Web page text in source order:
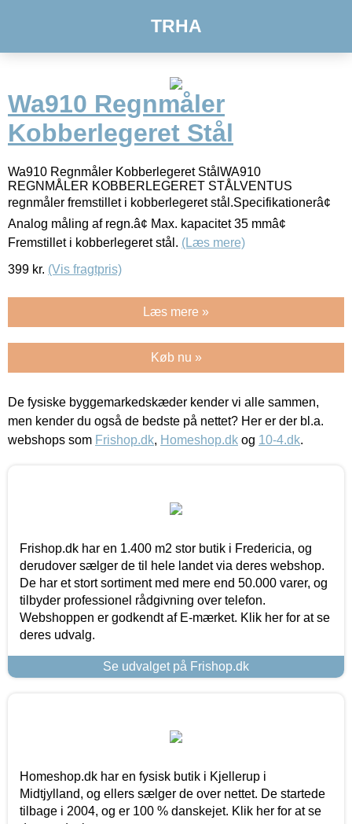
TRHA
Wa910 Regnmåler
Kobberlegeret Stål
Wa910 Regnmåler Kobberlegeret StålWA910
REGNMÅLER KOBBERLEGERET STÅLVENTUS
regnmåler fremstillet i kobberlegeret stål.Specifikationerâ¢
Analog måling af regn.â¢ Max. kapacitet 35 mmâ¢
Fremstillet i kobberlegeret stål. (Læs mere)
399 kr. (Vis fragtpris)
Læs mere »
Køb nu »
De fysiske byggemarkedskæder kender vi alle sammen,
men kender du også de bedste på nettet? Her er der bl.a.
webshops som Frishop.dk, Homeshop.dk og 10-4.dk.
Frishop.dk har en 1.400 m2 stor butik i Fredericia, og
derudover sælger de til hele landet via deres webshop.
De har et stort sortiment med mere end 50.000 varer, og
tilbyder professionel rådgivning over telefon.
Webshoppen er godkendt af E-mærket. Klik her for at se
deres udvalg.
Se udvalget på Frishop.dk
Homeshop.dk har en fysisk butik i Kjellerup i
Midtjylland, og ellers sælger de over nettet. De startede
tilbage i 2004, og er 100 % danskejet. Klik her for at se